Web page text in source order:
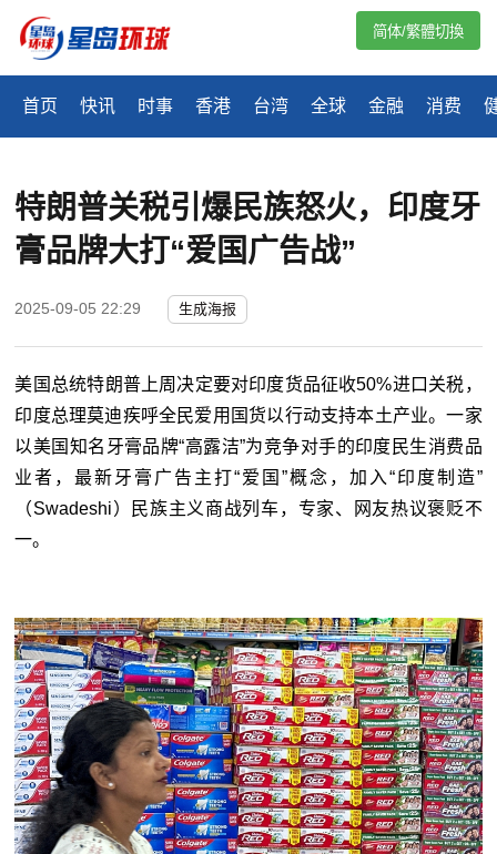
首页 快讯 时事 香港 台湾 全球 金融 消费
简体/繁體切換
特朗普关税引爆民族怒火，印度牙
膏品牌大打“爱国广告战”
2025-09-05 22:29 生成海报
美国总统特朗普上周决定要对印度货品征收50%进口关税，
印度总理莫迪疾呼全民爱用国货以行动支持本土产业。一家
以美国知名牙膏品牌“高露洁”为竞争对手的印度民生消费品
业者，最新牙膏广告主打“爱国”概念，加入“印度制造”
（Swadeshi）民族主义商战列车，专家、网友热议褒贬不
一。